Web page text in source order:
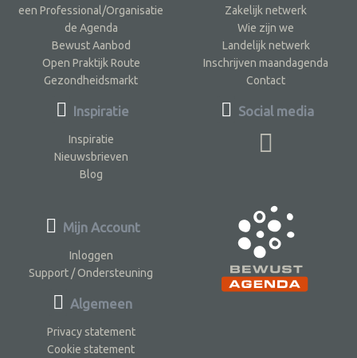
een Professional/Organisatie
de Agenda
Bewust Aanbod
Open Praktijk Route
Gezondheidsmarkt
Inspiratie
Inspiratie
Nieuwsbrieven
Blog
Zakelijk netwerk
Wie zijn we
Landelijk netwerk
Inschrijven maandagenda
Contact
Social media
Mijn Account
Inloggen
Support / Ondersteuning
Algemeen
Privacy statement
Cookie statement